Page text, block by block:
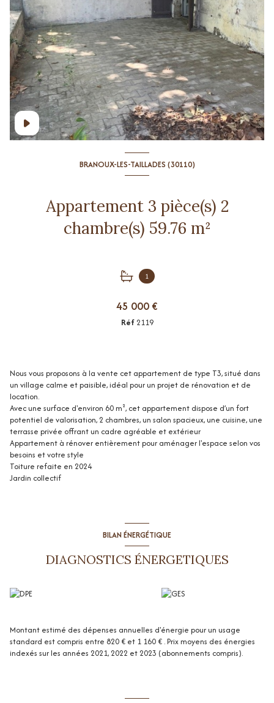
BRANOUX-LES-TAILLADES (30110)
Appartement 3 pièce(s) 2
chambre(s) 59.76 m²
1
45 000 €
Réf 2119
Nous vous proposons à la vente cet appartement de type T3, situé dans
un village calme et paisible, idéal pour un projet de rénovation et de
location.
Avec une surface d'environ 60 m², cet appartement dispose d’un fort
potentiel de valorisation, 2 chambres, un salon spacieux, une cuisine, une
terrasse privée offrant un cadre agréable et extérieur
Appartement à rénover entièrement pour aménager l'espace selon vos
besoins et votre style
Toiture refaite en 2024
Jardin collectif
BILAN ÉNERGÉTIQUE
DIAGNOSTICS ÉNERGETIQUES
Montant estimé des dépenses annuelles d'énergie pour un usage
standard est compris entre 820 € et 1 160 € . Prix moyens des énergies
indexés sur les années 2021, 2022 et 2023 (abonnements compris).